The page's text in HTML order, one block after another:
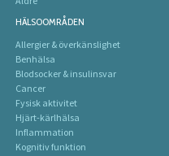
HÄLSOOMRÅDEN
Allergier & överkänslighet
Benhälsa
Blodsocker & insulinsvar
Cancer
Fysisk aktivitet
Hjärt-kärlhälsa
Inflammation
Kognitiv funktion